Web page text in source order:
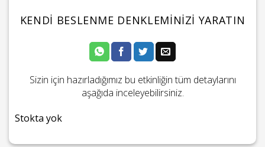
KENDI BESLENME DENKLEMINIZI YARATIN
Sizin için hazırladığımız bu etkinliğin tüm detaylarını
aşağıda inceleyebilirsiniz.
Stokta yok